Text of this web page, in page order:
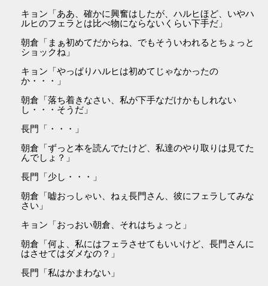
キョン「ああ、確かに興奮はしたが、ハルヒほど、いやハ
ルヒのフェラとは比べ物にならないくらい下手だ」
朝倉「まぁ初めてだからね、でもそういわれるとちょっと
ショックね」
キョン「やっぱりハルヒは初めてじゃなかったの
か・・・」
朝倉「落ち着きなさい、私が下手なだけかもしれない
し・・・そうだ」
長門「・・・」
朝倉「ずっと本を読んでたけど、私達のやり取りは見てた
んでしょ？」
長門「少し・・・」
朝倉「嘘おっしゃい、ねぇ長門さん、彼にフェラしてみな
さい」
キョン「おっおい朝倉、それはちょっと」
朝倉「何よ、私にはフェラさせてもいいけど、長門さんに
はさせてはダメなの？」
長門「私はかまわない」